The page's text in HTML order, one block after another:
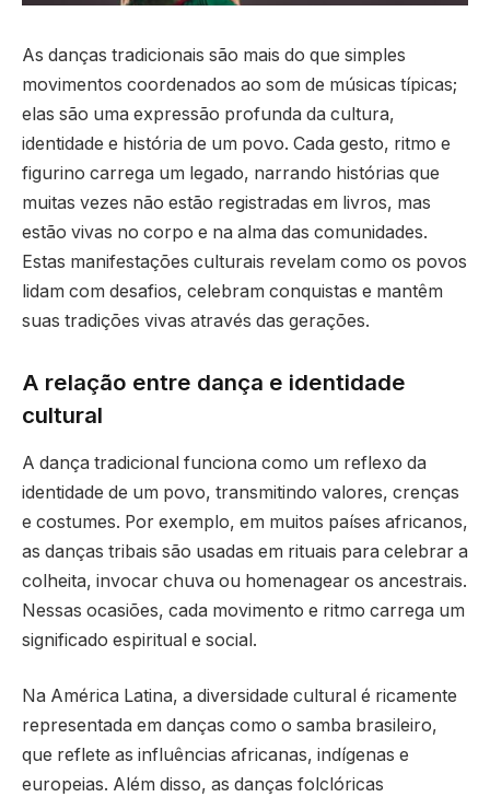
As danças tradicionais são mais do que simples
movimentos coordenados ao som de músicas típicas;
elas são uma expressão profunda da cultura,
identidade e história de um povo. Cada gesto, ritmo e
figurino carrega um legado, narrando histórias que
muitas vezes não estão registradas em livros, mas
estão vivas no corpo e na alma das comunidades.
Estas manifestações culturais revelam como os povos
lidam com desafios, celebram conquistas e mantêm
suas tradições vivas através das gerações.
A relação entre dança e identidade
cultural
A dança tradicional funciona como um reflexo da
identidade de um povo, transmitindo valores, crenças
e costumes. Por exemplo, em muitos países africanos,
as danças tribais são usadas em rituais para celebrar a
colheita, invocar chuva ou homenagear os ancestrais.
Nessas ocasiões, cada movimento e ritmo carrega um
significado espiritual e social.
Na América Latina, a diversidade cultural é ricamente
representada em danças como o samba brasileiro,
que reflete as influências africanas, indígenas e
europeias. Além disso, as danças folclóricas